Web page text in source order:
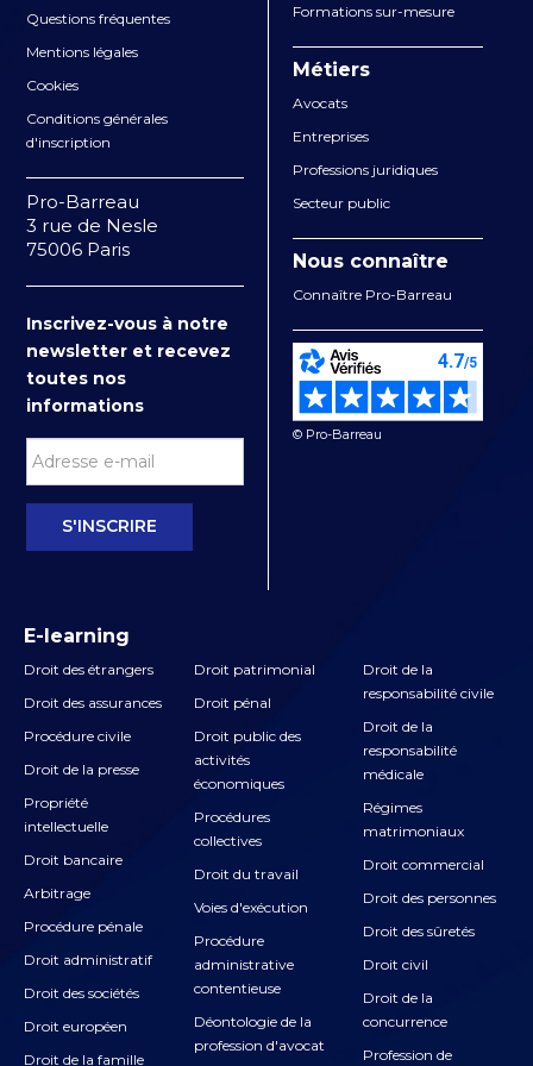
Questions fréquentes
Mentions légales
Cookies
Conditions générales
d'inscription
Pro-Barreau
3 rue de Nesle
75006 Paris
Inscrivez-vous à notre
newsletter et recevez
toutes nos
informations
E-learning
Droit des étrangers
Droit des assurances
Procédure civile
Droit de la presse
Propriété
intellectuelle
Droit bancaire
Arbitrage
Procédure pénale
Droit administratif
Droit des sociétés
Droit européen
Droit de la famille
Droit patrimonial
Droit pénal
Droit public des
activités
économiques
Procédures
collectives
Droit du travail
Voies d'exécution
Procédure
administrative
contentieuse
Déontologie de la
profession d'avocat
Droit de la
responsabilité civile
Droit de la
responsabilité
médicale
Régimes
matrimoniaux
Droit commercial
Droit des personnes
Droit des sûretés
Droit civil
Droit de la
concurrence
Profession de
Formations sur-mesure
Métiers
Avocats
Entreprises
Professions juridiques
Secteur public
Nous connaître
Connaître Pro-Barreau
© Pro-Barreau